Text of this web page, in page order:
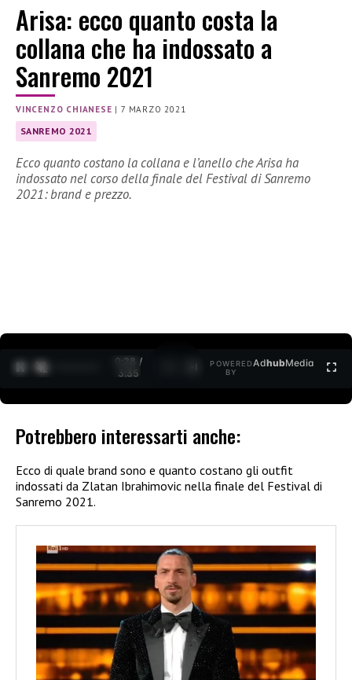
Arisa: ecco quanto costa la
collana che ha indossato a
Sanremo 2021
VINCENZO CHIANESE |7 MARZO 2021
SANREMO 2021
Ecco quanto costano la collana e l’anello che Arisa ha
indossato nel corso della finale del Festival di Sanremo
2021: brand e prezzo.
0:28 /
3:35
POWERED
BY
AdhubMedia
Potrebbero interessarti anche:
Ecco di quale brand sono e quanto costano gli outfit
indossati da Zlatan Ibrahimovic nella finale del Festival di
Sanremo 2021.